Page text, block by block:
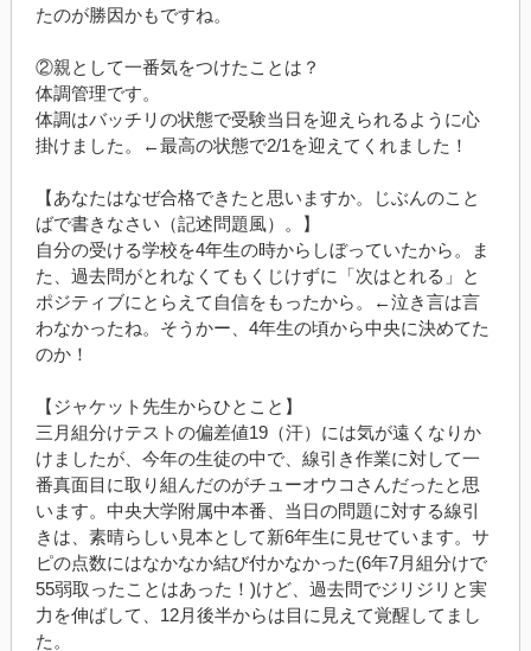
たのが勝因かもですね。
②親として一番気をつけたことは？
体調管理です。
体調はバッチリの状態で受験当日を迎えられるように心
掛けました。
←最高の状態で2/1を迎えてくれました！
【あなたはなぜ合格できたと思いますか。じぶんのこと
ばで書きなさい（記述問題風）。】
自分の受ける学校を4年生の時からしぼっていたから。ま
た、過去問がとれなくてもくじけずに「次はとれる」と
ポジティブにとらえて自信をもったから。
←泣き言は言
わなかったね。そうかー、4年生の頃から中央に決めてた
のか！
【ジャケット先生からひとこと】
三月組分けテストの偏差値19（汗）には気が遠くなりか
けましたが、今年の生徒の中で、線引き作業に対して一
番真面目に取り組んだのがチューオウコさんだったと思
います。中央大学附属中本番、当日の問題に対する線引
きは、素晴らしい見本として新6年生に見せています。サ
ピの点数にはなかなか結び付かなかった(6年7月組分けで
55弱取ったことはあった！ )けど、過去問でジリジリと実
力を伸ばして、 12月後半からは目に見えて覚醒してまし
た。